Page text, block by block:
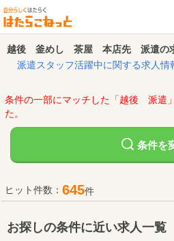
越後 釜めし 茶屋 本店先 派遣の
派遣スタッフ活躍中に関する求人情
条件の一部にマッチした「越後 派遣
た。
条件を
ヒット件数： 645件
お探しの条件に近い求人一覧